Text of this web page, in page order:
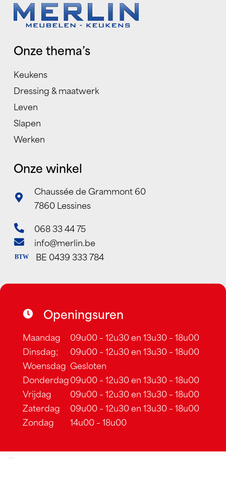
Onze thema’s
Keukens
Dressing & maatwerk
Leven
Slapen
Werken
Onze winkel
Chaussée de Grammont 60
7860 Lessines
068 33 44 75
info@merlin.be
BTW BE 0439 333 784
Openingsuren
Maandag
09u00 – 12u30 en 13u30 – 18u00
Dinsdag;
09u00 – 12u30 en 13u30 – 18u00
Woensdag Gesloten
Donderdag09u00 – 12u30 en 13u30 – 18u00
Vrijdag
09u00 – 12u30 en 13u30 – 18u00
Zaterdag
09u00 – 12u30 en 13u30 – 18u00
Zondag
14u00 – 18u00